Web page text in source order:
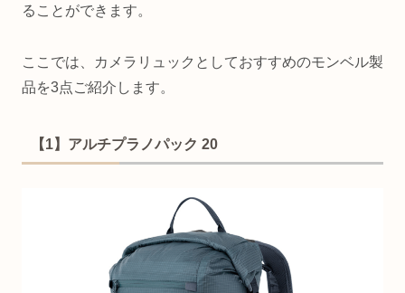
ることができます。
ここでは、カメラリュックとしておすすめのモンベル製
品を3点ご紹介します。
【1】アルチプラノパック 20